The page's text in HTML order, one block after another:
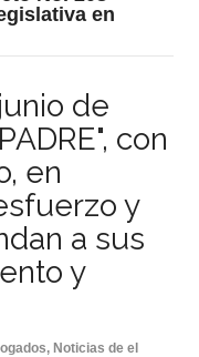
en
de
con
en
y
a sus
y
Noticias de el